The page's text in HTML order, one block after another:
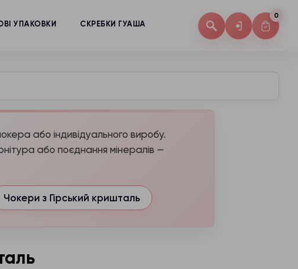
УПАКОВКИ СКРЕБКИ ГУАША
0
або індивідуального виробу.
або поєднання мінералів —
Чокери з Гірський кришталь